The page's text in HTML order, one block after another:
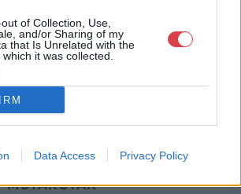
of Collection, Use,
and/or Sharing of my
that Is Unrelated with the
it was collected.
Data Access Privacy Policy
MŰTÁRGYAI
MŰTÁRGYAK